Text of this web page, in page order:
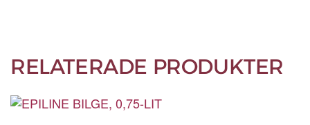
RELATERADE PRODUKTER